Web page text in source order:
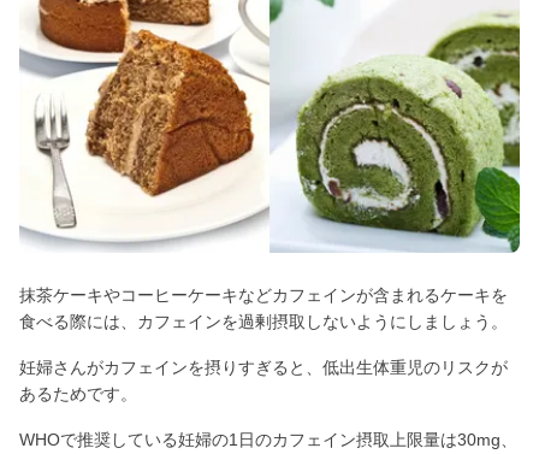
抹茶ケーキやコーヒーケーキなどカフェインが含まれるケーキを
食べる際には、カフェインを過剰摂取しないようにしましょう。
妊婦さんがカフェインを摂りすぎると、低出生体重児のリスクが
あるためです。
WHOで推奨している妊婦の1日のカフェイン摂取上限量は30mg、